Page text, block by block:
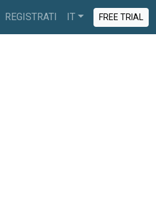
REGISTRATI IT FREE TRIAL